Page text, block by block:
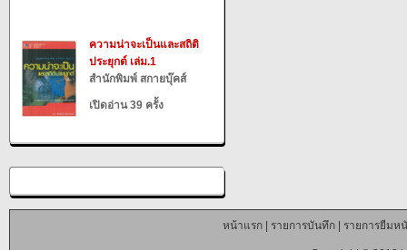
ความน่าจะเป็นและสถิติ
ประยุกต์ เล่ม.1
สำนักพิมพ์ สกายบุ๊คส์
เปิดอ่าน 39 ครั้ง
หน้าแรก| รายการบันทึก| รายการยืมห